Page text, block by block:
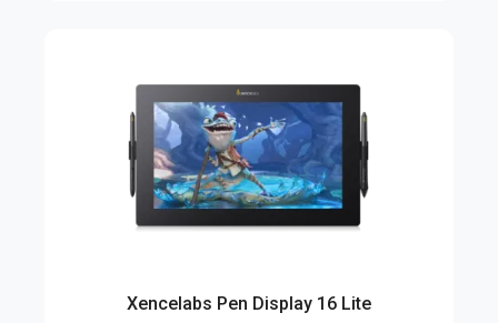
Xencelabs Pen Display 16 Lite